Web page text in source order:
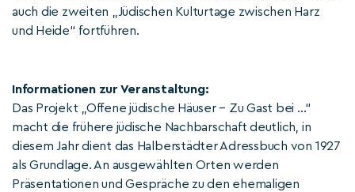
auch die zweiten „Jüdischen Kulturtage zwischen Harz
und Heide“ fortführen.
Informationen zur Veranstaltung:
Das Projekt „Offene jüdische Häuser – Zu Gast bei …“
macht die frühere jüdische Nachbarschaft deutlich, in
diesem Jahr dient das Halberstädter Adressbuch von 1927
als Grundlage. An ausgewählten Orten werden
Präsentationen und Gespräche zu den ehemaligen